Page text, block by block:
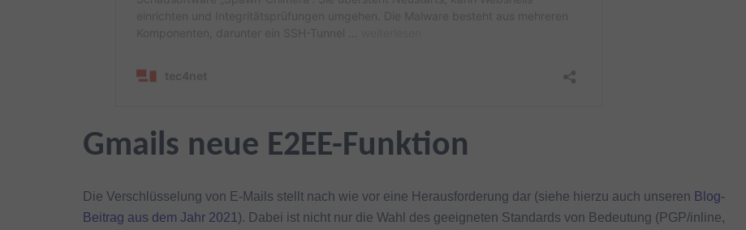
Gmails neue E2EE-Funktion
Die Verschlüsselung von E-Mails stellt nach wie vor eine Herausforderung dar (siehe hierzu auch unseren Blog-
Beitrag aus dem Jahr 2021 ). Dabei ist nicht nur die Wahl des geeigneten Standards von Bedeutung (PGP/inline,